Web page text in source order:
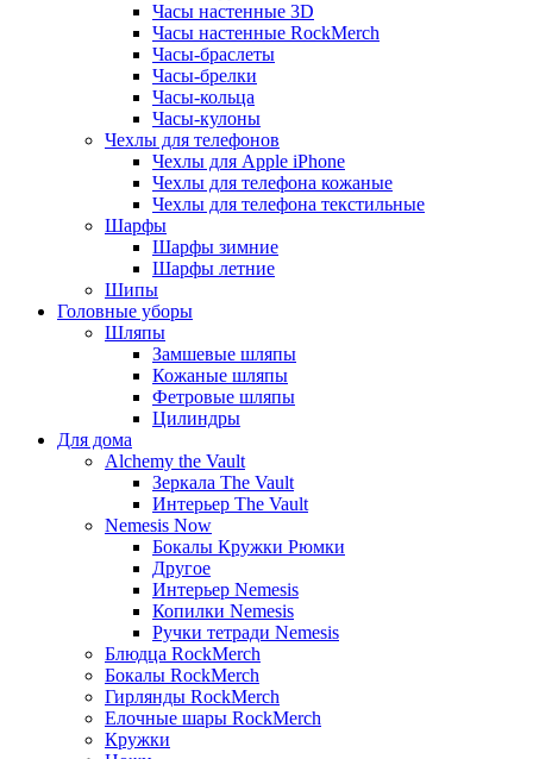
Часы настенные 3D
Часы настенные RockMerch
Часы-браслеты
Часы-брелки
Часы-кольца
Часы-кулоны
Чехлы для телефонов
Чехлы для Apple iPhone
Чехлы для телефона кожаные
Чехлы для телефона текстильные
Шарфы
Шарфы зимние
Шарфы летние
Шипы
Головные уборы
Шляпы
Замшевые шляпы
Кожаные шляпы
Фетровые шляпы
Цилиндры
Для дома
Alchemy the Vault
Зеркала The Vault
Интерьер The Vault
Nemesis Now
Бокалы Кружки Рюмки
Другое
Интерьер Nemesis
Копилки Nemesis
Ручки тетради Nemesis
Блюдца RockMerch
Бокалы RockMerch
Гирлянды RockMerch
Елочные шары RockMerch
Кружки